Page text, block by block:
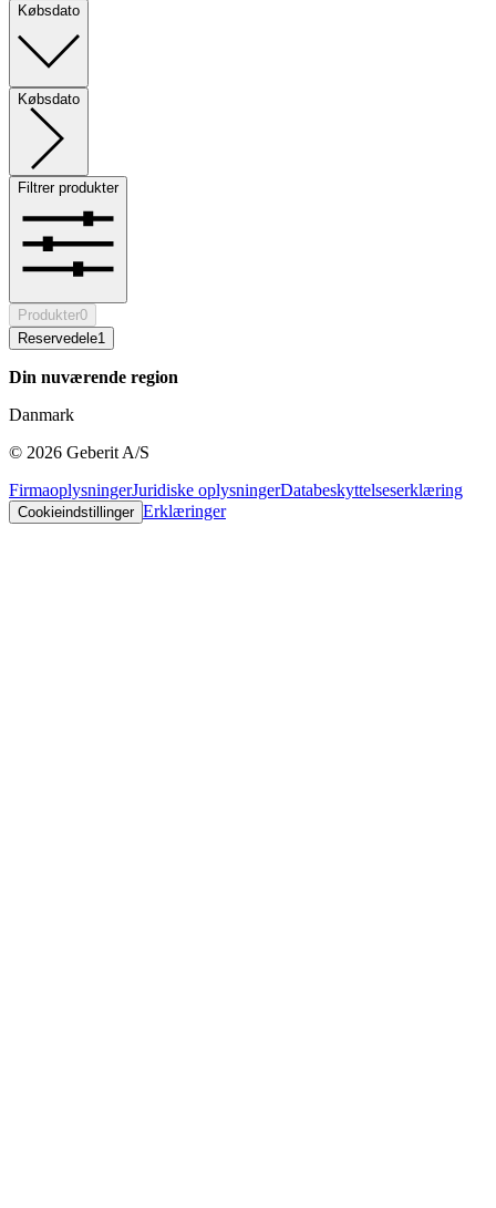
Købsdato
Købsdato
Filtrer produkter
Produkter0
Reservedele1
Din nuværende region
Danmark
© 2026 Geberit A/S
FirmaoplysningerJuridiske oplysningerDatabeskyttelseserklæring
Cookieindstillinger Erklæringer